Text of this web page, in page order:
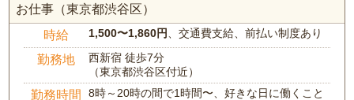
お仕事（東京都渋谷区）
時給 1,500〜1,860円 、交通費支給、前払い制度あり
勤務地
西新宿 徒歩7分
（東京都渋谷区付近）
勤務時間
8時～20時の間で1時間〜、好きな日に働くこと